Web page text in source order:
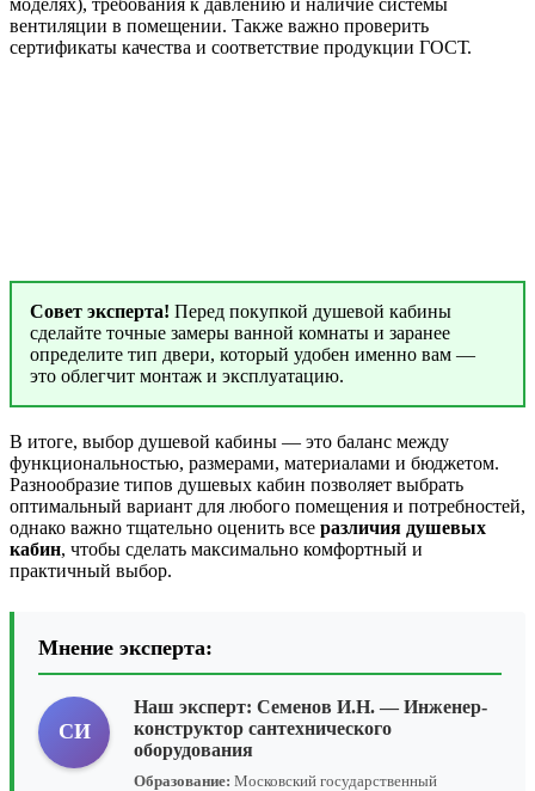
вентиляции в помещении. Также важно проверить
сертификаты качества и соответствие продукции ГОСТ.
Совет эксперта! Перед покупкой душевой кабины
сделайте точные замеры ванной комнаты и заранее
определите тип двери, который удобен именно вам —
это облегчит монтаж и эксплуатацию.
В итоге, выбор душевой кабины — это баланс между
функциональностью, размерами, материалами и бюджетом.
Разнообразие типов душевых кабин позволяет выбрать
оптимальный вариант для любого помещения и потребностей,
однако важно тщательно оценить все различия душевых
кабин, чтобы сделать максимально комфортный и
практичный выбор.
Мнение эксперта:
СИ
Наш эксперт: Семенов И.Н. — Инженер-
конструктор сантехнического
оборудования
Образование: Московский государственный